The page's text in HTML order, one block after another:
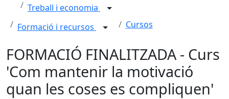
Treball i economia
Formació i recursos
Cursos
FORMACIÓ FINALITZADA - Curs
'Com mantenir la motivació
quan les coses es compliquen'